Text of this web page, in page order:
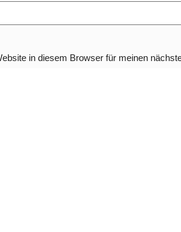
in diesem Browser für meinen